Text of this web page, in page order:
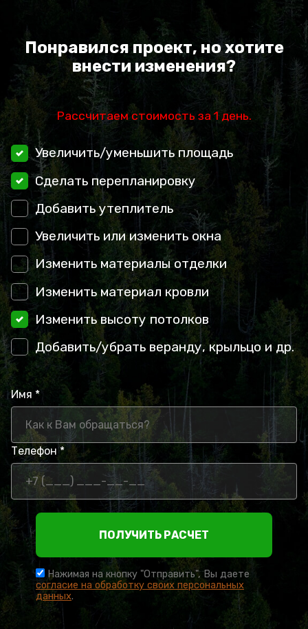
Понравился проект, но хотите
внести изменения?
Рассчитаем стоимость за 1 день.
Увеличить/уменьшить площадь
Сделать перепланировку
Добавить утеплитель
Увеличить или изменить окна
Изменить материалы отделки
Изменить материал кровли
Изменить высоту потолков
Добавить/убрать веранду, крыльцо и др.
Имя *
Телефон *
ПОЛУЧИТЬ РАСЧЕТ
Нажимая на кнопку "Отправить", Вы даете
согласие на обработку своих персональных
данных.